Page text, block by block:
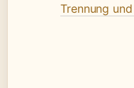
Trennung